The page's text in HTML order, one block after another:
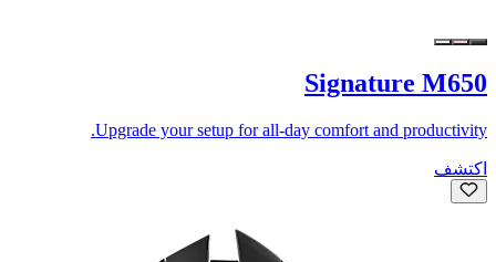
Signature M650
Upgrade your setup for all-day comfort and productivity.
اكتشف